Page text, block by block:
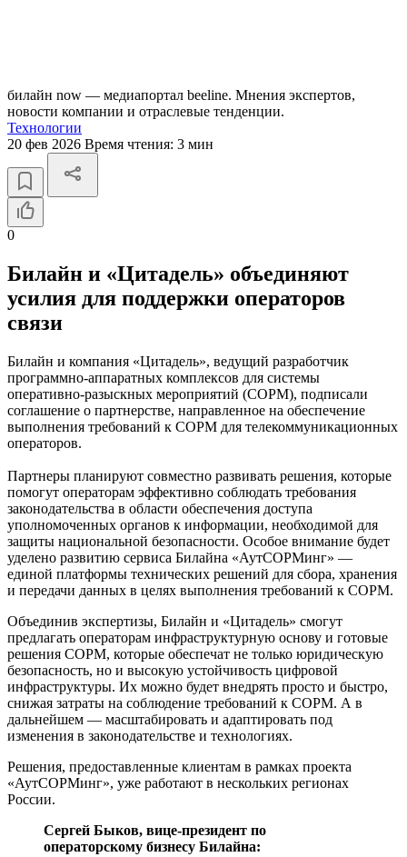
билайн now — медиапортал beeline. Мнения экспертов,
новости компании и отраслевые тенденции.
Технологии
20 фев 2026 Время чтения: 3 мин
0
Билайн и «Цитадель» объединяют
усилия для поддержки операторов
связи
Билайн и компания «Цитадель», ведущий разработчик
программно-аппаратных комплексов для системы
оперативно-разыскных мероприятий (СОРМ), подписали
соглашение о партнерстве, направленное на обеспечение
выполнения требований к СОРМ для телекоммуникационных
операторов.
Партнеры планируют совместно развивать решения, которые
помогут операторам эффективно соблюдать требования
законодательства в области обеспечения доступа
уполномоченных органов к информации, необходимой для
защиты национальной безопасности. Особое внимание будет
уделено развитию сервиса Билайна «АутСОРМинг» —
единой платформы технических решений для сбора, хранения
и передачи данных в целях выполнения требований к СОРМ.
Объединив экспертизы, Билайн и «Цитадель» смогут
предлагать операторам инфраструктурную основу и готовые
решения СОРМ, которые обеспечат не только юридическую
безопасность, но и высокую устойчивость цифровой
инфраструктуры. Их можно будет внедрять просто и быстро,
снижая затраты на соблюдение требований к СОРМ. А в
дальнейшем — масштабировать и адаптировать под
изменения в законодательстве и технологиях.
Решения, предоставленные клиентам в рамках проекта
«АутСОРМинг», уже работают в нескольких регионах
России.
Сергей Быков, вице-президент по
операторскому бизнесу Билайна: